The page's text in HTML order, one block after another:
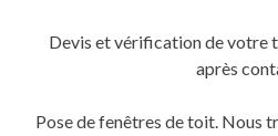
Devis et vérification de votre
après
Pose de fenêtres de toit. Nous